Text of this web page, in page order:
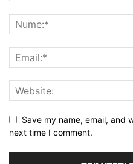
Save my name, email, and
next time I comment.